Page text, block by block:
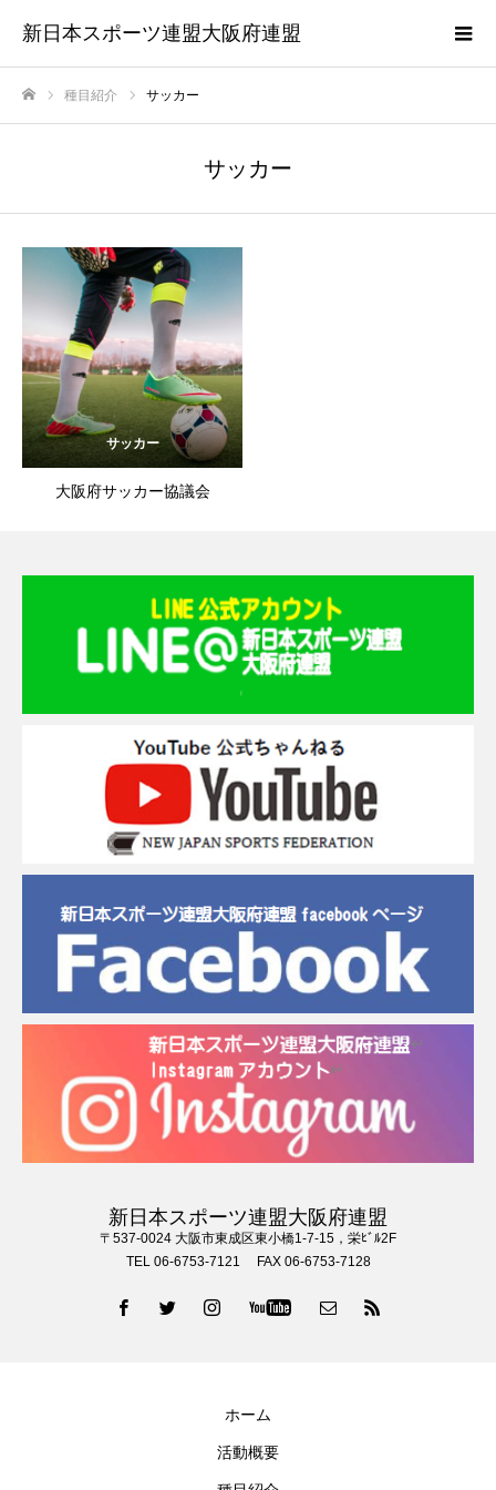
新日本スポーツ連盟大阪府連盟
種目紹介 サッカー
サッカー
サッカー
大阪府サッカー協議会
新日本スポーツ連盟大阪府連盟
〒537-0024 大阪市東成区東小橋1-7-15，栄ﾋﾞﾙ2F
TEL 06-6753-7121 FAX 06-6753-7128
ホーム
活動概要